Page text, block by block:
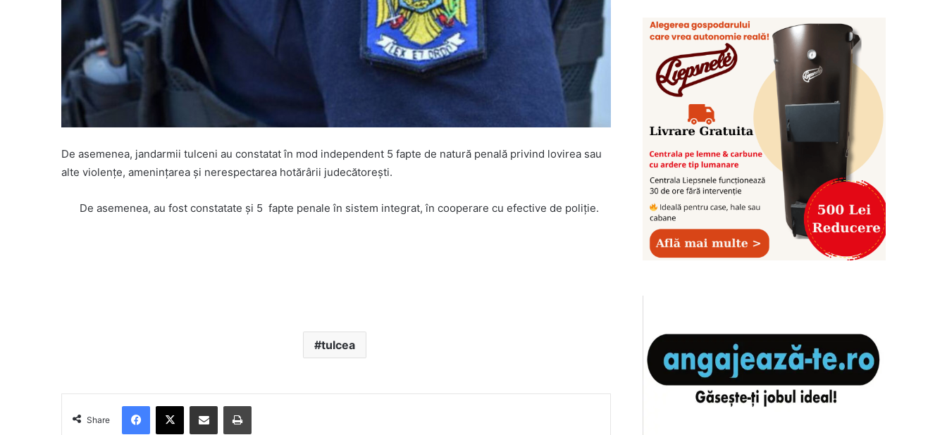
De asemenea, jandarmii tulceni au constatat în mod independent 5 fapte de natură penală privind lovirea sau
alte violențe, amenințarea și nerespectarea hotărârii judecătorești.
De asemenea, au fost constatate şi 5 fapte penale în sistem integrat, în cooperare cu efective de poliţie.
tulcea
Share